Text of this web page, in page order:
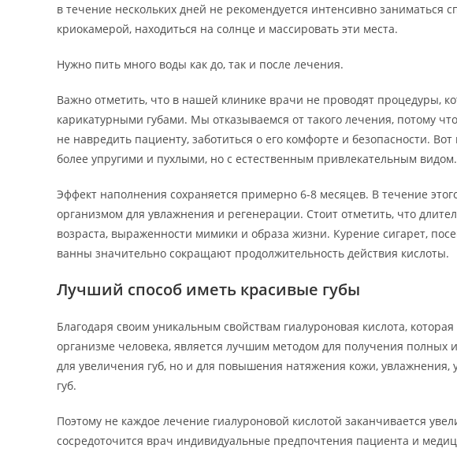
в течение нескольких дней не рекомендуется интенсивно заниматься
криокамерой, находиться на солнце и массировать эти места.
Нужно пить много воды как до, так и после лечения.
Важно отметить, что в нашей клинике врачи не проводят процедуры,
карикатурными губами. Мы отказываемся от такого лечения, потому
не навредить пациенту, заботиться о его комфорте и безопасности.
более упругими и пухлыми, но с естественным привлекательным видом.
Эффект наполнения сохраняется примерно 6-8 месяцев. В течение
организмом для увлажнения и регенерации. Стоит отметить, что
возраста, выраженности мимики и образа жизни. Курение сигарет,
ванны значительно сокращают продолжительность действия кислоты.
Лучший способ иметь красивые губы
Благодаря своим уникальным свойствам гиалуроновая кислота,
организме человека, является лучшим методом для получения полных
для увеличения губ, но и для повышения натяжения кожи,
губ.
Поэтому не каждое лечение гиалуроновой кислотой заканчивается
сосредоточится врач индивидуальные предпочтения пациента и